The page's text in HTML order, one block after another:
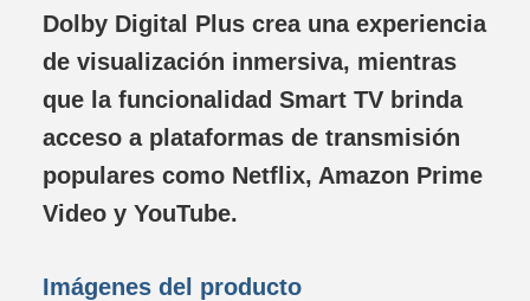
Dolby Digital Plus crea una experiencia
de visualización inmersiva, mientras
que la funcionalidad Smart TV brinda
acceso a plataformas de transmisión
populares como Netflix, Amazon Prime
Video y YouTube.
Imágenes del producto